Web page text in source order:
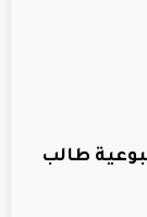
طالب